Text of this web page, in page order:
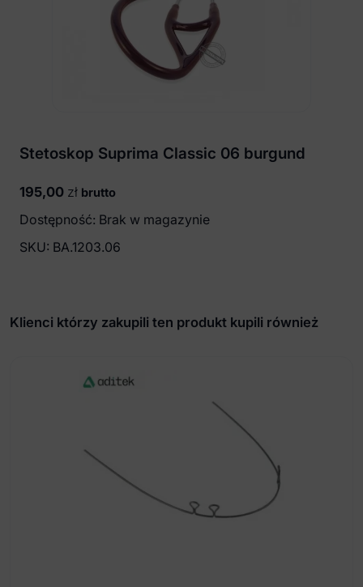
Stetoskop Suprima Classic 06 burgund
195,00 zł brutto
Dostępność: Brak w magazynie
SKU: BA.1203.06
Klienci którzy zakupili ten produkt kupili również